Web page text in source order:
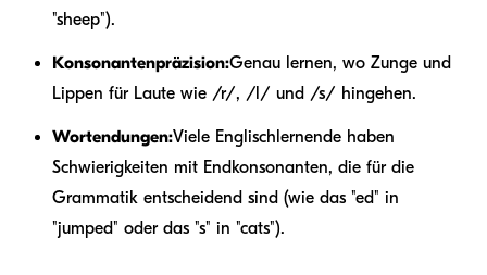
"sheep").
Konsonantenpräzision:Genau lernen, wo Zunge und
Lippen für Laute wie /r/, /l/ und /s/ hingehen.
Wortendungen:Viele Englischlernende haben
Schwierigkeiten mit Endkonsonanten, die für die
Grammatik entscheidend sind (wie das "ed" in
"jumped" oder das "s" in "cats").